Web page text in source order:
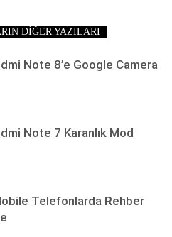
DİĞER YAZILARI
Note 8’e Google Camera
Note 7 Karanlık Mod
Telefonlarda Rehber